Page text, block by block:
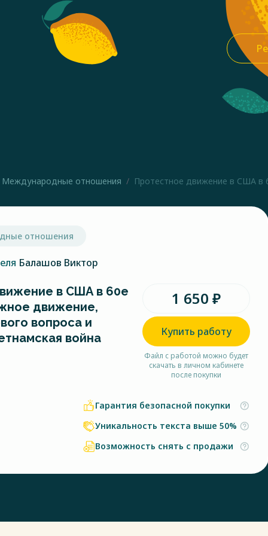
Международные отношения Протестное движение в США в
отношения
Балашов Виктор
в США в 60е
движение,
вопроса и
война
1 650 ₽
Купить работу
Файл с работой можно будет
скачать в личном кабинете
после покупки
Гарантия безопасной покупки
Уникальность текста выше 50%
Возможность снять с продажи